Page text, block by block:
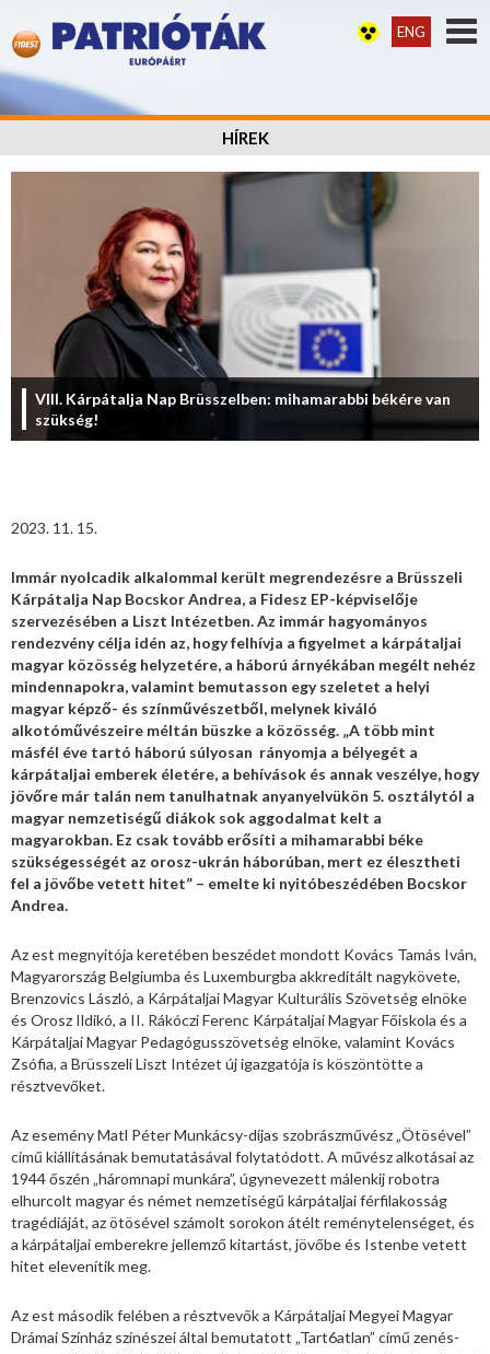
ENG
HÍREK
VIII. Kárpátalja Nap Brüsszelben: mihamarabbi békére van
szükség!
2023. 11. 15.
Immár nyolcadik alkalommal került megrendezésre a Brüsszeli
Kárpátalja Nap Bocskor Andrea, a Fidesz EP-képviselője
szervezésében a Liszt Intézetben. Az immár hagyományos
rendezvény célja idén az, hogy felhívja a figyelmet a kárpátaljai
magyar közösség helyzetére, a háború árnyékában megélt nehéz
mindennapokra, valamint bemutasson egy szeletet a helyi
magyar képző- és színművészetből, melynek kiváló
alkotóművészeire méltán büszke a közösség. „A több mint
másfél éve tartó háború súlyosan rányomja a bélyegét a
kárpátaljai emberek életére, a behívások és annak veszélye, hogy
jövőre már talán nem tanulhatnak anyanyelvükön 5. osztálytól a
magyar nemzetiségű diákok sok aggodalmat kelt a
magyarokban. Ez csak tovább erősíti a mihamarabbi béke
szükségességét az orosz-ukrán háborúban, mert ez élesztheti
fel a jövőbe vetett hitet” – emelte ki nyitóbeszédében Bocskor
Andrea.
Az est megnyitója keretében beszédet mondott Kovács Tamás Iván,
Magyarország Belgiumba és Luxemburgba akkreditált nagykövete,
Brenzovics László, a Kárpátaljai Magyar Kulturális Szövetség elnöke
és Orosz Ildikó, a II. Rákóczi Ferenc Kárpátaljai Magyar Főiskola és a
Kárpátaljai Magyar Pedagógusszövetség elnöke, valamint Kovács
Zsófia, a Brüsszeli Liszt Intézet új igazgatója is köszöntötte a
résztvevőket.
Az esemény Matl Péter Munkácsy-díjas szobrászművész „Ötösével”
című kiállításának bemutatásával folytatódott. A művész alkotásai az
1944 őszén „háromnapi munkára”, úgynevezett málenkij robotra
elhurcolt magyar és német nemzetiségű kárpátaljai férfilakosság
tragédiáját, az ötösével számolt sorokon átélt reménytelenséget, és
a kárpátaljai emberekre jellemző kitartást, jövőbe és Istenbe vetett
hitet elevenítik meg.
Az est második felében a résztvevők a Kárpátaljai Megyei Magyar
Drámai Színház színészei által bemutatott „Tart6atlan” című zenés-